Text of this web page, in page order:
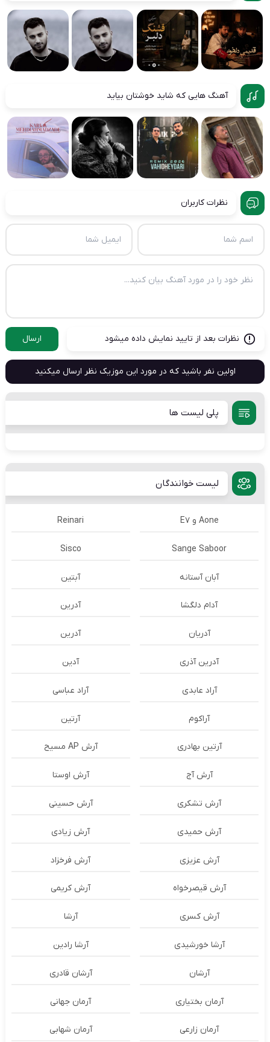
آهنگ هایی که شاید خوشتان بیاید
نظرات کاربران
نظرات بعد از تایید نمایش داده میشود ارسال
اولین نفر باشید که در مورد این موزیک نظر ارسال میکنید
پلی لیست ها
لیست خوانندگان
Aone و E7 Reinari
Sange Saboor
Sisco
آبان آستانه آبتین
آدام دلگشا آدرين
آدریان آدرین
آدرین آذری آدین
آراد عابدی آراد عباسی
آراکوم آرتین
آرتین بهادری آرش AP مسیح
آرش آج آرش اوستا
آرش تشکری آرش حسینی
آرش حمیدی آرش زیادی
آرش عزیزی آرش فرخزاد
آرش قیصرخواه آرش کریمی
آرش کسری آرشا
آرشا خورشیدی آرشا رادین
آرشان آرشان قادری
آرمان بختیاری آرمان جهانی
آرمان زارعی آرمان شهابی